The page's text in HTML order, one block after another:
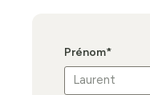
Prénom*